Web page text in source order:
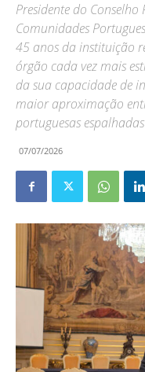
Presidente do
Comunidades
45 anos da instituição
órgão cada vez mais
da sua capacidade de
maior aproximação
portuguesas
07/07/2026